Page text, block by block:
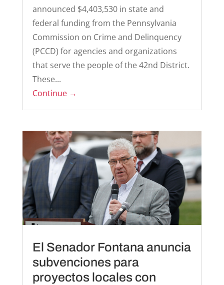
announced $4,403,530 in state and
federal funding from the Pennsylvania
Commission on Crime and Delinquency
(PCCD) for agencies and organizations
that serve the people of the 42nd District.
These...
Continue →
El Senador Fontana anuncia
subvenciones para
proyectos locales con